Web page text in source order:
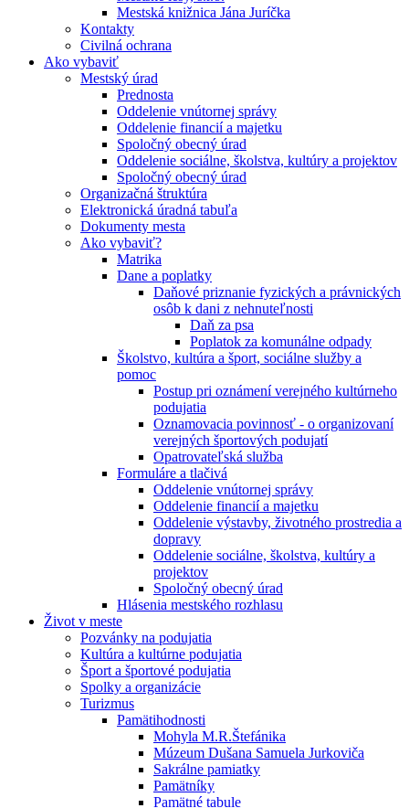
Mestská knižnica Jána Juríčka
Kontakty
Civilná ochrana
Ako vybaviť
Mestský úrad
Prednosta
Oddelenie vnútornej správy
Oddelenie financií a majetku
Spoločný obecný úrad
Oddelenie sociálne, školstva, kultúry a projektov
Spoločný obecný úrad
Organizačná štruktúra
Elektronická úradná tabuľa
Dokumenty mesta
Ako vybaviť?
Matrika
Dane a poplatky
Daňové priznanie fyzických a právnických
osôb k dani z nehnuteľnosti
Daň za psa
Poplatok za komunálne odpady
Školstvo, kultúra a šport, sociálne služby a
pomoc
Postup pri oznámení verejného kultúrneho
podujatia
Oznamovacia povinnosť - o organizovaní
verejných športových podujatí
Opatrovateľská služba
Formuláre a tlačivá
Oddelenie vnútornej správy
Oddelenie financií a majetku
Oddelenie výstavby, životného prostredia a
dopravy
Oddelenie sociálne, školstva, kultúry a
projektov
Spoločný obecný úrad
Hlásenia mestského rozhlasu
Život v meste
Pozvánky na podujatia
Kultúra a kultúrne podujatia
Šport a športové podujatia
Spolky a organizácie
Turizmus
Pamätihodnosti
Mohyla M.R.Štefánika
Múzeum Dušana Samuela Jurkoviča
Sakrálne pamiatky
Pamätníky
Pamätné tabule